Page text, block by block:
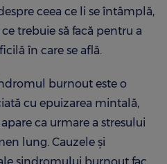
ceea ce li se întâmplă,
trebuie să facă pentru a
în care se află.
burnout este o
cu epuizarea mintală,
ca urmare a stresului
lung. Cauzele și